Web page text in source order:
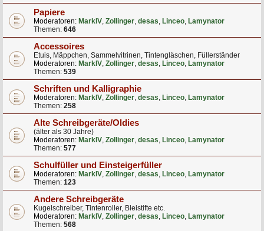
Papiere
Moderatoren: MarkIV, Zollinger, desas, Linceo, Lamynator
Themen: 646
Accessoires
Etuis, Mäppchen, Sammelvitrinen, Tintengläschen, Füllerständer
Moderatoren: MarkIV, Zollinger, desas, Linceo, Lamynator
Themen: 539
Schriften und Kalligraphie
Moderatoren: MarkIV, Zollinger, desas, Linceo, Lamynator
Themen: 258
Alte Schreibgeräte/Oldies
(älter als 30 Jahre)
Moderatoren: MarkIV, Zollinger, desas, Linceo, Lamynator
Themen: 577
Schulfüller und Einsteigerfüller
Moderatoren: MarkIV, Zollinger, desas, Linceo, Lamynator
Themen: 123
Andere Schreibgeräte
Kugelschreiber, Tintenroller, Bleistifte etc.
Moderatoren: MarkIV, Zollinger, desas, Linceo, Lamynator
Themen: 568